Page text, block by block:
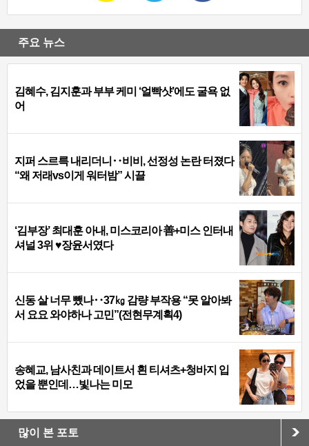
주요 뉴스
김혜수, 김지훈과 부부 케미 ‘얼빡샷’에도 굴욕 없
어
지퍼 스르륵 내리더니‥비비, 선정성 논란 터졌다
“왜 저래vs이게 워터밤” 시끌
‘김부장’ 최대훈 아내, 미스코리아 善+미스 인터내
셔널 3위 ♥장윤서였다
신동 살 너무 뺐나‥37㎏ 감량 부작용 “못 알아봐
서 요요 와야하나 고민”(전현무계획4)
송혜교, 남사친과 데이트서 흰 티셔츠+청바지 입
었을 뿐인데…빛나는 미모
많이 본 포토